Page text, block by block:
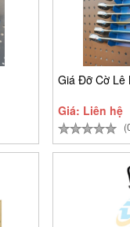
Giá Đỡ Cờ Lê
Giá: Liên hệ